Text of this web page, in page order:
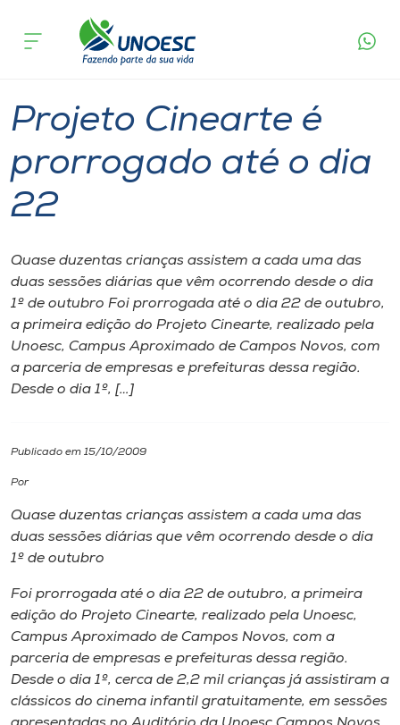
Cursos
Atendimento ao Estudante
Portal de Ensino
A
Unoesc
Internacionalização
Cultura
CPA
Biblioteca
Editora
acontece
Projeto Cinearte é
prorrogado até o dia
22
Quase duzentas crianças assistem a cada uma das
duas sessões diárias que vêm ocorrendo desde o dia
1º de outubro Foi prorrogada até o dia 22 de outubro,
a primeira edição do Projeto Cinearte, realizado pela
Unoesc, Campus Aproximado de Campos Novos, com
a parceria de empresas e prefeituras dessa região.
Desde o dia 1º, […]
Publicado em 15/10/2009
Por
Quase duzentas crianças assistem a cada uma das
duas sessões diárias que vêm ocorrendo desde o dia
1º de outubro
Foi prorrogada até o dia 22 de outubro, a primeira
edição do Projeto Cinearte, realizado pela Unoesc,
Campus Aproximado de Campos Novos, com a
parceria de empresas e prefeituras dessa região.
Desde o dia 1º, cerca de 2,2 mil crianças já assistiram a
clássicos do cinema infantil gratuitamente, em sessões